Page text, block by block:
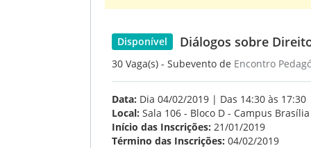
Disponível Diálogos sobre
30 Vaga(s) - Subevento de Encontro
Data: Dia 04/02/2019 | Das 14:30 às 17:30
Local: Sala 106 - Bloco D - Campus Brasília
Início das Inscrições: 21/01/2019
Término das Inscrições: 04/02/2019